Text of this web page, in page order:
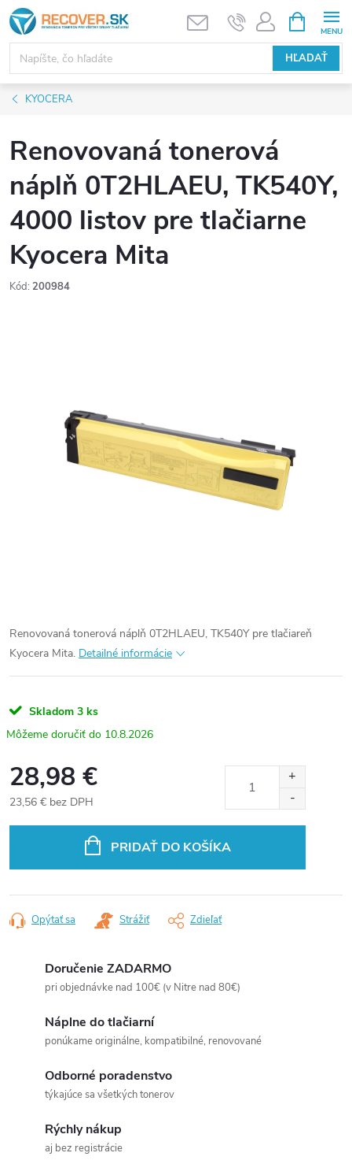
Prejsť
na
obsah
HĽADAŤ
KOŠÍK
KYOCERA
Renovovaná tonerová
náplň 0T2HLAEU, TK540Y,
4000 listov pre tlačiarne
Kyocera Mita
Kód: 200984
Renovovaná tonerová náplň 0T2HLAEU, TK540Y pre tlačiareň
Kyocera Mita. Detailné informácie
Skladom 3 ks
10.8.2026
28,98 €
23,56 € bez DPH
PRIDAŤ DO KOŠÍKA
Opýtať sa Strážiť Zdieľať
Doručenie ZADARMO
pri objednávke nad 100€ (v Nitre nad 80€)
Náplne do tlačiarní
ponúkame originálne, kompatibilné, renovované
Odborné poradenstvo
týkajúce sa všetkých tonerov
Rýchly nákup
aj bez registrácie